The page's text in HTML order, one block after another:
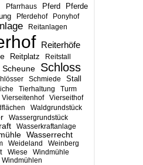
Pfarrhaus Pferd Pferde
Pferdehof Ponyhof
Reitanlagen
Reiterhöfe
Reitplatz Reitstall
Scheune Schloss
Schmiede Stall
Tierhaltung
Turm
Vierseitenhof Vierseithof
Waldgrundstück
Wassergrundstück
Wasserkraftanlage
Wasserrecht
Weideland Weinberg
Wiese
Windmühle
Windmühlen